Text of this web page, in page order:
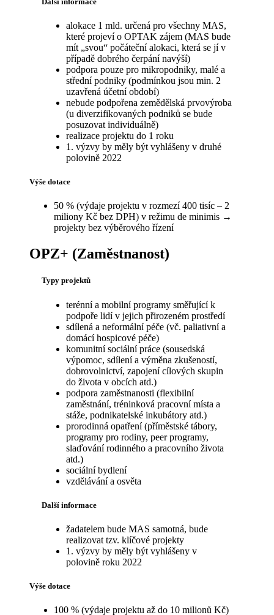
alokace 1 mld. určená pro všechny MAS,
které projeví o OPTAK zájem (MAS bude
mít „svou“ počáteční alokaci, která se jí v
případě dobrého čerpání navýší)
podpora pouze pro mikropodniky, malé a
střední podniky (podmínkou jsou min. 2
uzavřená účetní období)
nebude podpořena zemědělská prvovýroba
(u diverzifikovaných podniků se bude
posuzovat individuálně)
realizace projektu do 1 roku
1. výzvy by měly být vyhlášeny v druhé
polovině 2022
Výše dotace
50 % (výdaje projektu v rozmezí 400 tisíc – 2
miliony Kč bez DPH) v režimu de minimis →
projekty bez výběrového řízení
OPZ+ (Zaměstnanost)
Typy projektů
terénní a mobilní programy směřující k
podpoře lidí v jejich přirozeném prostředí
sdílená a neformální péče (vč. paliativní a
domácí hospicové péče)
komunitní sociální práce (sousedská
výpomoc, sdílení a výměna zkušeností,
dobrovolnictví, zapojení cílových skupin
do života v obcích atd.)
podpora zaměstnanosti (flexibilní
zaměstnání, tréninková pracovní místa a
stáže, podnikatelské inkubátory atd.)
prorodinná opatření (příměstské tábory,
programy pro rodiny, peer programy,
slaďování rodinného a pracovního života
atd.)
sociální bydlení
vzdělávání a osvěta
Další informace
žadatelem bude MAS samotná, bude
realizovat tzv. klíčové projekty
1. výzvy by měly být vyhlášeny v
polovině roku 2022
Výše dotace
100 % (výdaje projektu až do 10 milionů Kč)